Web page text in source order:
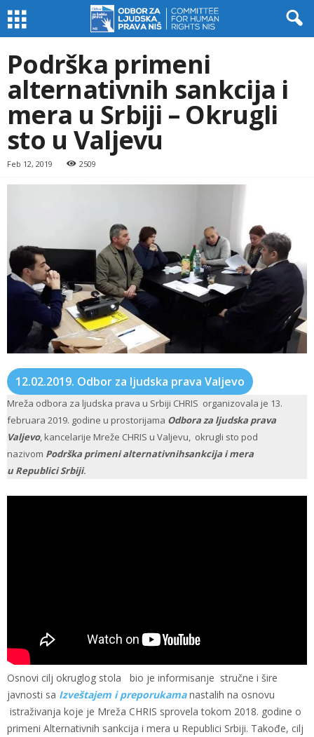
Podrška primeni
alternativnih sankcija i
mera u Srbiji – Okrugli
sto u Valjevu
Feb 12, 2019 2509
12.02.2019. Odbor za ljudska prava Valjevo
Mreža odbora za ljudska prava u Srbiji CHRIS organizovala je 13.
februara 2019. godine u prostorijama Odbora za ljudska prava
Valjevo, kancelarije Mreže CHRIS u Valjevu, okrugli sto pod
nazivom Podrška primeni alternativnihsankcija i mera
uRepubliciSrbiji.
Osnovi cilj okruglog stola bio je informisanje stručne i šire
javnosti sa Izveštajem i preporukamanastalih na osnovu
istraživanja koje je Mreža CHRIS sprovela tokom 2018. godine o
primeni Alternativnih sankcija i mera u Republici Srbiji. Takođe, cilj